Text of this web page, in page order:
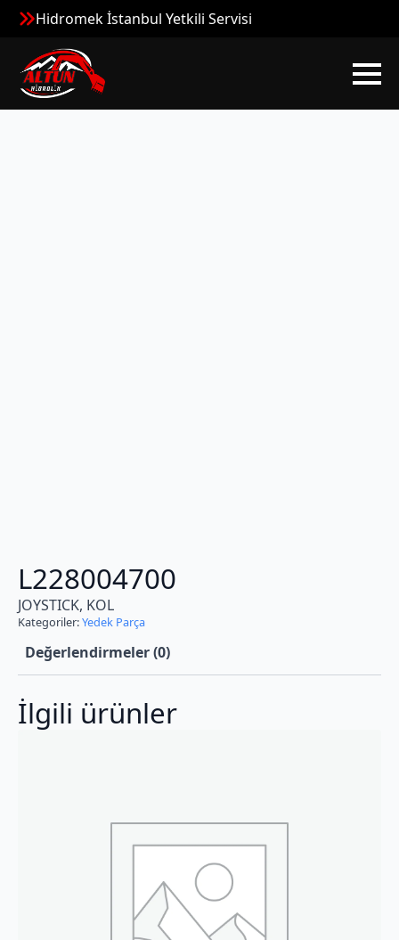
Hidromek İstanbul Yetkili Servisi
L228004700
JOYSTICK, KOL
Kategoriler:Yedek Parça
Değerlendirmeler (0)
İlgili ürünler